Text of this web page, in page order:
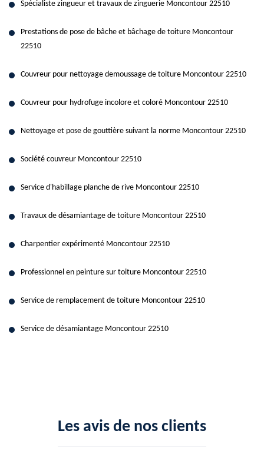
Spécialiste zingueur et travaux de zinguerie Moncontour 22510
Prestations de pose de bâche et bâchage de toiture Moncontour
22510
Couvreur pour nettoyage demoussage de toiture Moncontour 22510
Couvreur pour hydrofuge incolore et coloré Moncontour 22510
Nettoyage et pose de gouttière suivant la norme Moncontour 22510
Société couvreur Moncontour 22510
Service d'habillage planche de rive Moncontour 22510
Travaux de désamiantage de toiture Moncontour 22510
Charpentier expérimenté Moncontour 22510
Professionnel en peinture sur toiture Moncontour 22510
Service de remplacement de toiture Moncontour 22510
Service de désamiantage Moncontour 22510
Les avis de nos clients